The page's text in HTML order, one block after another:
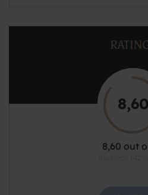
8,60
8,60 out
Based on 142